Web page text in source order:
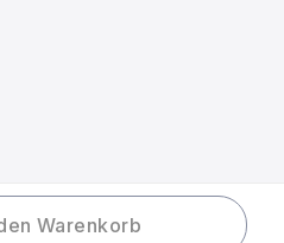
quantity
Warenkorb